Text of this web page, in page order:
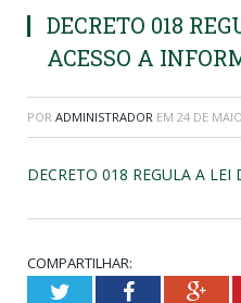
DECRETO 018
ACESSO A
POR ADMINISTRADOR EM 24 DE
DECRETO 018 REGULA A LEI
COMPARTILHAR:
TwitterFacebook